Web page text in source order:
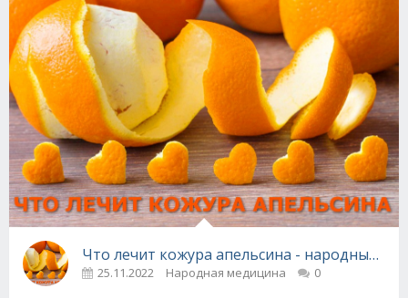
Что лечит кожура апельсина - народные
25.11.2022 Народная медицина 0